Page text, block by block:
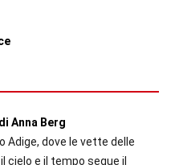
Anna Berg
Adige, dove le vette delle
cielo e il tempo segue il